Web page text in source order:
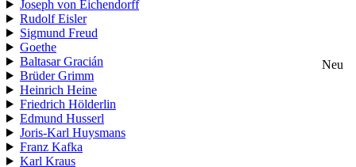
Joseph von Eichendorff
Rudolf Eisler
Sigmund Freud
Goethe
Baltasar Gracián
Neu
Brüder Grimm
Heinrich Heine
Friedrich Hölderlin
Edmund Husserl
Joris-Karl Huysmans
Franz Kafka
Karl Kraus